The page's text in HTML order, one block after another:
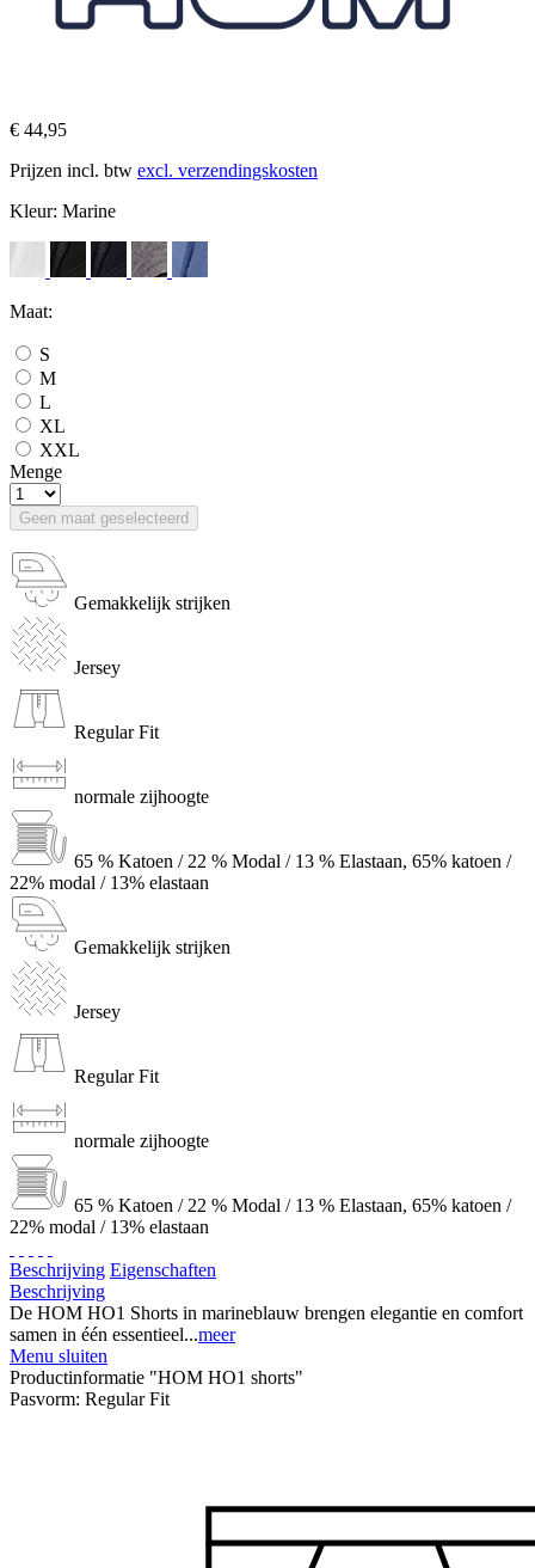
€ 44,95
Prijzen incl. btw excl. verzendingskosten
Kleur: Marine
Maat:
S
M
L
XL
XXL
Menge
Geen maat geselecteerd
Gemakkelijk strijken
Jersey
Regular Fit
normale zijhoogte
65 % Katoen / 22 % Modal / 13 % Elastaan, 65% katoen /
22% modal / 13% elastaan
Gemakkelijk strijken
Jersey
Regular Fit
normale zijhoogte
65 % Katoen / 22 % Modal / 13 % Elastaan, 65% katoen /
22% modal / 13% elastaan
Beschrijving Eigenschaften
Beschrijving
De HOM HO1 Shorts in marineblauw brengen elegantie en comfort
samen in één essentieel...meer
Menu sluiten
Productinformatie "HOM HO1 shorts"
Pasvorm: Regular Fit